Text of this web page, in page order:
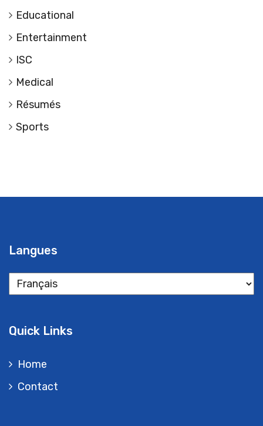
Educational
Entertainment
ISC
Medical
Résumés
Sports
Langues
Langues
Quick Links
Home
Contact